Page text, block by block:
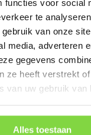
functies voor social
te
van onze
media, adverteren
gegevens
ze heeft verstrekt
van uw gebruik van
Alles toestaan
kuilen, plassen,
voorzien van
Makkelijke